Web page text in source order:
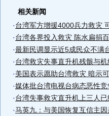
相关新闻
·台湾军方增援4000兵力救灾
·台湾各界投入救灾 陈水扁捐
·最新民调显示近5成民众不满
·台湾救灾失事直升机残骸与
·美国表示愿助台湾救灾 暗示
·媒体批台湾电视台病态恶性
·台湾失事救灾直升机上三人
·马英九：与美国恢复互信主